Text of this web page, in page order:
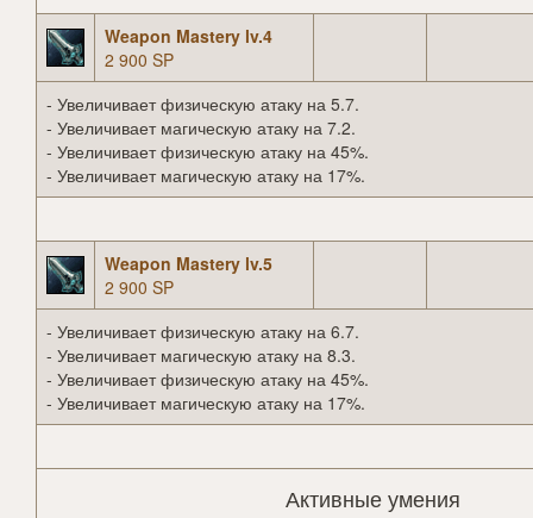
Weapon Mastery lv.4
2 900 SP
- Увеличивает физическую атаку на 5.7.
- Увеличивает магическую атаку на 7.2.
- Увеличивает физическую атаку на 45%.
- Увеличивает магическую атаку на 17%.
Weapon Mastery lv.5
2 900 SP
- Увеличивает физическую атаку на 6.7.
- Увеличивает магическую атаку на 8.3.
- Увеличивает физическую атаку на 45%.
- Увеличивает магическую атаку на 17%.
Активные умения